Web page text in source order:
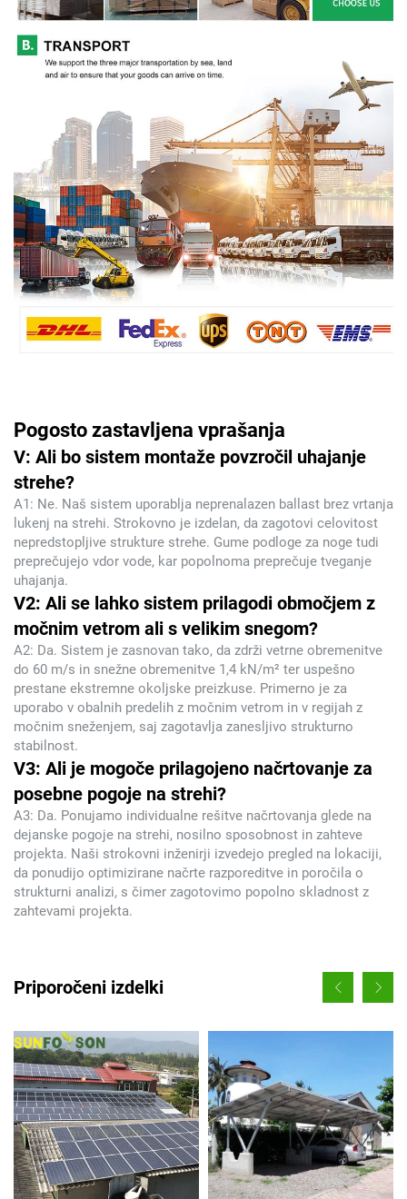
Pogosto zastavljena vprašanja
V: Ali bo sistem montaže povzročil uhajanje
strehe?
A1: Ne. Naš sistem uporablja neprenalazen ballast brez vrtanja
lukenj na strehi. Strokovno je izdelan, da zagotovi celovitost
nepredstopljive strukture strehe. Gume podloge za noge tudi
preprečujejo vdor vode, kar popolnoma preprečuje tveganje
uhajanja.
V2: Ali se lahko sistem prilagodi območjem z
močnim vetrom ali s velikim snegom?
A2: Da. Sistem je zasnovan tako, da zdrži vetrne obremenitve
do 60 m/s in snežne obremenitve 1,4 kN/m² ter uspešno
prestane ekstremne okoljske preizkuse. Primerno je za
uporabo v obalnih predelih z močnim vetrom in v regijah z
močnim sneženjem, saj zagotavlja zanesljivo strukturno
stabilnost.
V3: Ali je mogoče prilagojeno načrtovanje za
posebne pogoje na strehi?
A3: Da. Ponujamo individualne rešitve načrtovanja glede na
dejanske pogoje na strehi, nosilno sposobnost in zahteve
projekta. Naši strokovni inženirji izvedejo pregled na lokaciji,
da ponudijo optimizirane načrte razporeditve in poročila o
strukturni analizi, s čimer zagotovimo popolno skladnost z
zahtevami projekta.
Priporočeni izdelki